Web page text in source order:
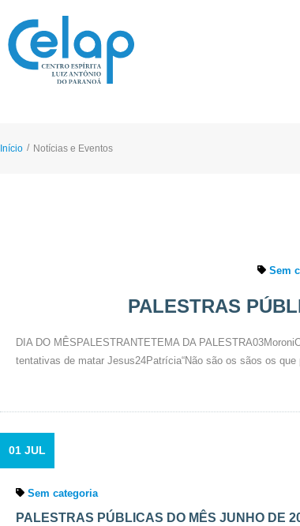
Início / Notícias e Eventos
Sem
PALESTRAS
DIA DO MÊSPALESTRANTETEMA DA
tentativas de matar Jesus24Patrícia“Não são os sãos os
01 JUL
Sem categoria
PALESTRAS PÚBLICAS DO MÊS JUNHO DE